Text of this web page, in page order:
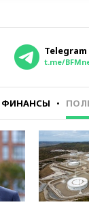
Telegram
t.me/
ФИНАНСЫ